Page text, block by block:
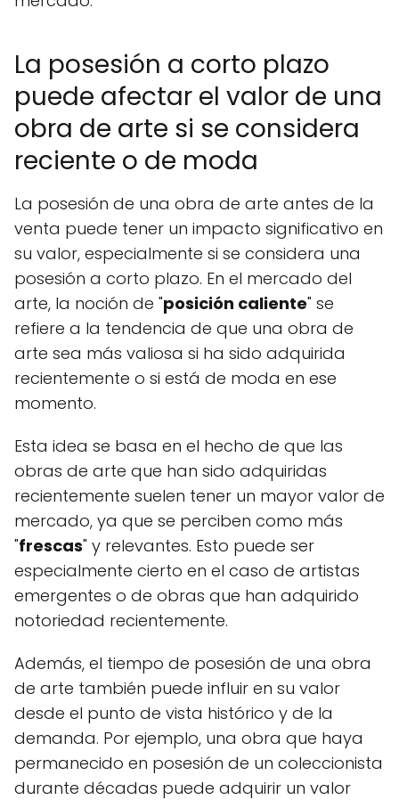
La posesión a corto plazo
puede afectar el valor de una
obra de arte si se considera
reciente o de moda
La posesión de una obra de arte antes de la
venta puede tener un impacto significativo en
su valor, especialmente si se considera una
posesión a corto plazo. En el mercado del
arte, la noción de "posición caliente" se
refiere a la tendencia de que una obra de
arte sea más valiosa si ha sido adquirida
recientemente o si está de moda en ese
momento.
Esta idea se basa en el hecho de que las
obras de arte que han sido adquiridas
recientemente suelen tener un mayor valor de
mercado, ya que se perciben como más
"frescas" y relevantes. Esto puede ser
especialmente cierto en el caso de artistas
emergentes o de obras que han adquirido
notoriedad recientemente.
Además, el tiempo de posesión de una obra
de arte también puede influir en su valor
desde el punto de vista histórico y de la
demanda. Por ejemplo, una obra que haya
permanecido en posesión de un coleccionista
durante décadas puede adquirir un valor